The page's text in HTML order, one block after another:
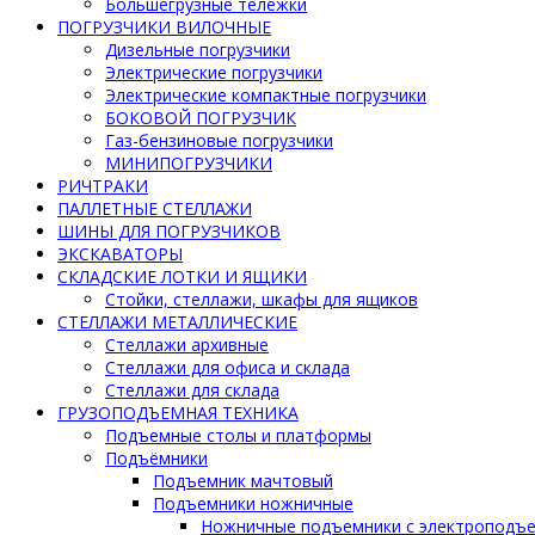
ПОГРУЗЧИКИ ВИЛОЧНЫЕ
Дизельные погрузчики
Электрические погрузчики
Электрические компактные погрузчики
БОКОВОЙ ПОГРУЗЧИК
Газ-бензиновые погрузчики
МИНИПОГРУЗЧИКИ
РИЧТРАКИ
ПАЛЛЕТНЫЕ СТЕЛЛАЖИ
ШИНЫ ДЛЯ ПОГРУЗЧИКОВ
ЭКСКАВАТОРЫ
СКЛАДСКИЕ ЛОТКИ И ЯЩИКИ
Стойки, стеллажи, шкафы для ящиков
СТЕЛЛАЖИ МЕТАЛЛИЧЕСКИЕ
Стеллажи архивные
Стеллажи для офиса и склада
Стеллажи для склада
ГРУЗОПОДЪЕМНАЯ ТЕХНИКА
Подъемные столы и платформы
Подъёмники
Подъемник мачтовый
Подъемники ножничные
Ножничные подъемники с